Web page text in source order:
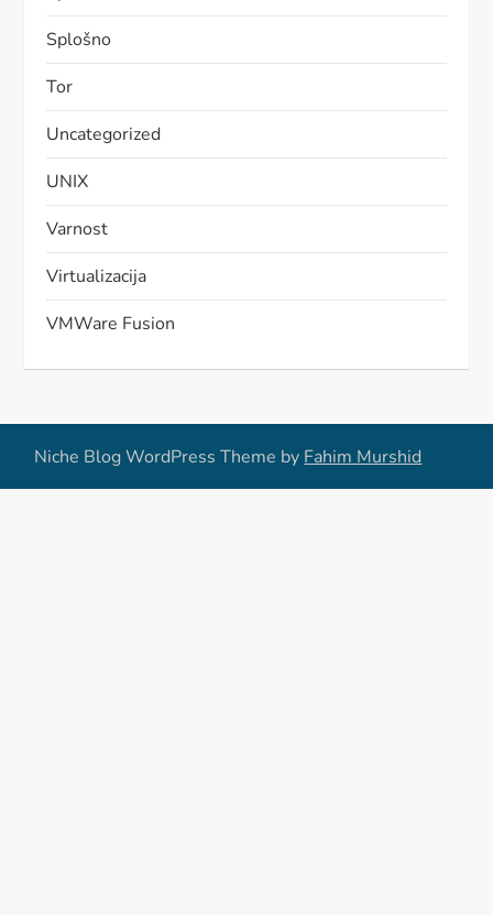
Splošno
Tor
Uncategorized
UNIX
Varnost
Virtualizacija
VMWare Fusion
Niche Blog WordPress Theme by Fahim Murshid